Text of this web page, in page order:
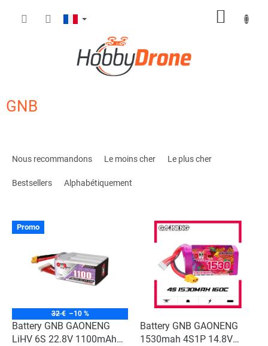
GNB
Nous recommandons Le moins cher Le plus cher
Bestsellers Alphabétiquement
Promo
32 € –10 %
Battery GNB GAONENG
LiHV 6S 22.8V 1100mAh
Battery GNB GAONENG
1530mah 4S1P 14.8V